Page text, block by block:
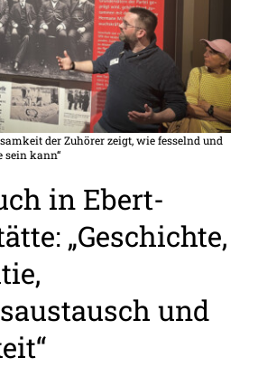
der Zuhörer zeigt, wie fesselnd und
sein kann“
in Ebert-
„Geschichte,
und